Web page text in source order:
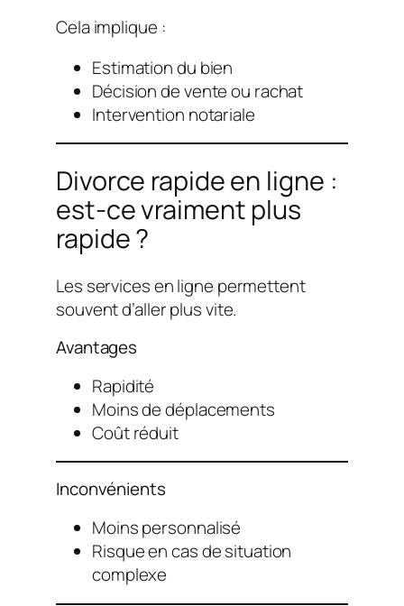
Cela implique :
Estimation du bien
Décision de vente ou rachat
Intervention notariale
Divorce rapide en ligne :
est-ce vraiment plus
rapide ?
Les services en ligne permettent
souvent d’aller plus vite.
Avantages
Rapidité
Moins de déplacements
Coût réduit
Inconvénients
Moins personnalisé
Risque en cas de situation
complexe